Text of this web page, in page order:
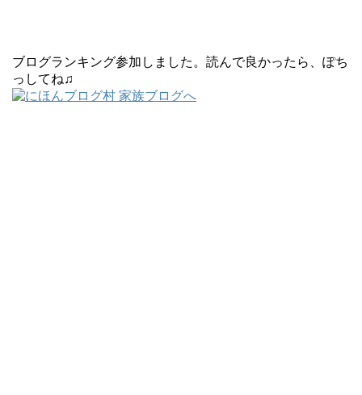
ブログランキング参加しました。読んで良かったら、ぽち
っしてね♫